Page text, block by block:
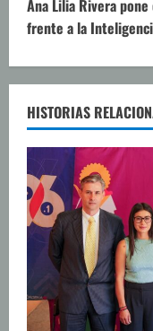
u
e
l
e
y
e
n
d
o
Ana Lilia Rivera
frente a la
HISTORIAS